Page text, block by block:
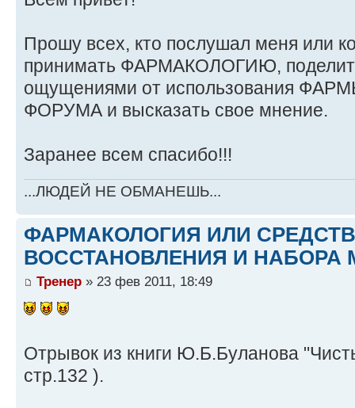
Прошу всех, кто послушал меня или
принимать ФАРМАКОЛОГИЮ,
ощущениями от использования
ФОРУМА и высказать свое мнение.
Заранее всем спасибо!!!
...ЛЮДЕЙ НЕ ОБМАНЕШЬ...
ФАРМАКОЛОГИЯ ИЛИ
ВОССТАНОВЛЕНИЯ И НАБОРА
Тренер » 23 фев 2011, 18:49
Отрывок из книги Ю.Б.Буланова
стр.132 ).